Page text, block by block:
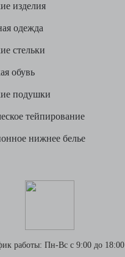
изделия
одежда
стельки
обувь
подушки
тейпирование
нижнее белье
работы: Пн-Вс с 9:00 до 18:00